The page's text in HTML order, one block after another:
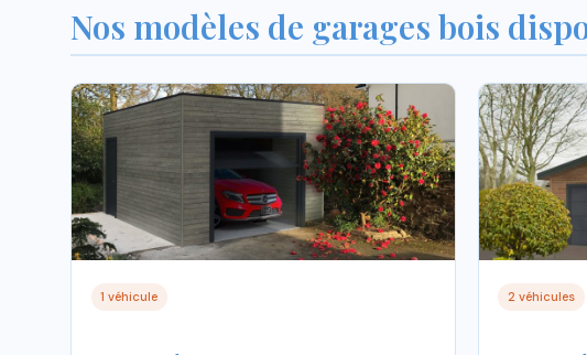
Nos modèles de garages bois
1 véhicule 2 véhicules